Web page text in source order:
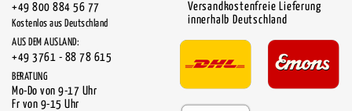
+49 800 884 56 77
Kostenlos aus Deutschland
AUS DEM AUSLAND:
+49 3761 - 88 78 615
BERATUNG
Mo-Do von 9-17 Uhr
Fr von 9-15 Uhr
Versandkostenfreie Lieferung
innerhalb Deutschland